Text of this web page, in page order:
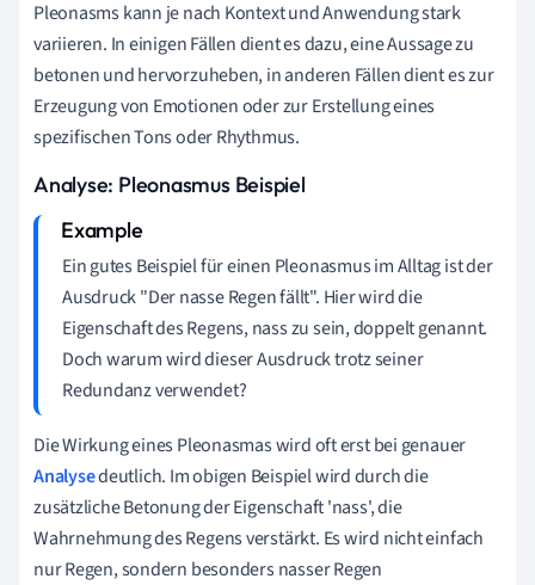
Pleonasms kann je nach Kontext und Anwendung stark
variieren. In einigen Fällen dient es dazu, eine Aussage zu
betonen und hervorzuheben, in anderen Fällen dient es zur
Erzeugung von Emotionen oder zur Erstellung eines
spezifischen Tons oder Rhythmus.
Analyse: Pleonasmus Beispiel
Ein gutes Beispiel für einen Pleonasmus im Alltag ist der
Ausdruck "Der nasse Regen fällt". Hier wird die
Eigenschaft des Regens, nass zu sein, doppelt genannt.
Doch warum wird dieser Ausdruck trotz seiner
Redundanz verwendet?
Die Wirkung eines Pleonasmas wird oft erst bei genauer
Analysedeutlich. Im obigen Beispiel wird durch die
zusätzliche Betonung der Eigenschaft 'nass', die
Wahrnehmung des Regens verstärkt. Es wird nicht einfach
nur Regen, sondern besonders nasser Regen